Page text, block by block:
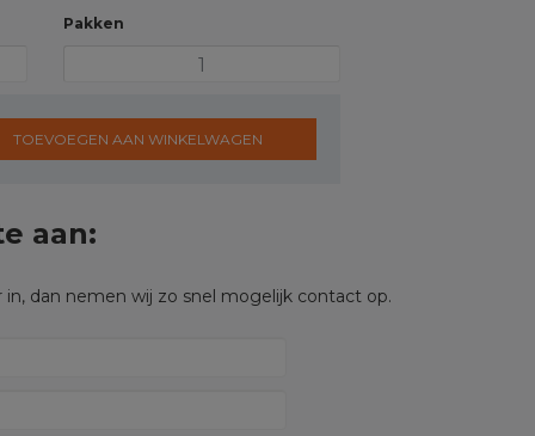
Pakken
TOEVOEGEN AAN WINKELWAGEN
aan:
dan nemen wij zo snel mogelijk contact op.